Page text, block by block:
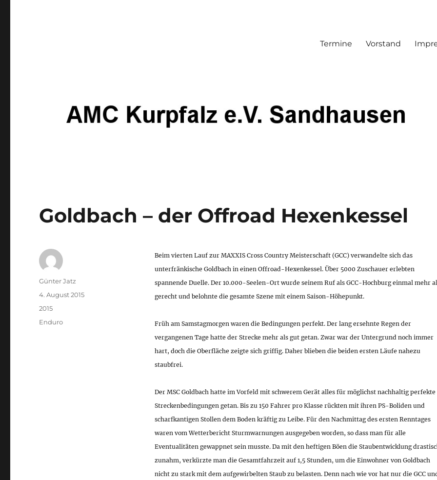
Termine Vorstand
Goldbach – der Offroad Hexenkessel
Beim vierten Lauf zur MAXXIS Cross Country Meisterschaft (GCC) verwandelte sich das
unterfränkische Goldbach in einen Offroad-Hexenkessel. Über 5000 Zuschauer erlebten
spannende Duelle. Der 10.000-Seelen-Ort wurde seinem Ruf als GCC-Hochburg einmal mehr
gerecht und belohnte die gesamte Szene mit einem Saison-Höhepunkt.
Früh am Samstagmorgen waren die Bedingungen perfekt. Der lang ersehnte Regen der
vergangenen Tage hatte der Strecke mehr als gut getan. Zwar war der Untergrund noch immer
hart, doch die Oberfläche zeigte sich griffig. Daher blieben die beiden ersten Läufe nahezu
staubfrei.
Der MSC Goldbach hatte im Vorfeld mit schwerem Gerät alles für möglichst nachhaltig perfekte
Streckenbedingungen getan. Bis zu 150 Fahrer pro Klasse rückten mit ihren PS-Boliden und
scharfkantigen Stollen dem Boden kräftig zu Leibe. Für den Nachmittag des ersten Renntages
waren vom Wetterbericht Sturmwarnungen ausgegeben worden, so dass man für alle
Eventualitäten gewappnet sein musste. Da mit den heftigen Böen die Staubentwicklung
zunahm, verkürzte man die Gesamtfahrzeit auf 1,5 Stunden, um die Einwohner von Goldbach
nicht zu stark mit dem aufgewirbelten Staub zu belasten. Denn nach wie vor hat nur die GCC
Autor
Günter Jatz
Veröffentlicht
4. August 2015
Kategorien
2015
Schlagwörter
Enduro